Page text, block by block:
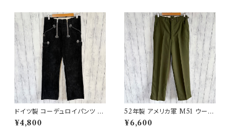
ドイツ製 コーデュロイパンツ ワ
ークパンツ ユーロワーク
¥4,800
52年製 アメリカ軍 M51 ウール
パンツ ミリタリーパンツ スラッ
クス ヴィンテージ US ARMY 1
¥6,600